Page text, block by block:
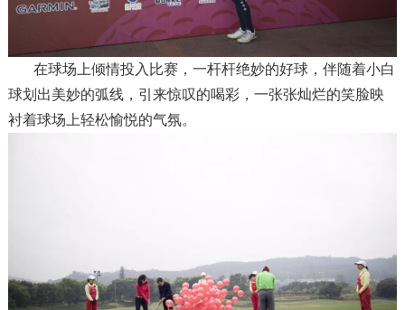
在球场上倾情投入比赛，一杆杆绝妙的好球，伴随着小白
球划出美妙的弧线，引来惊叹的喝彩，一张张灿烂的笑脸映
衬着球场上轻松愉悦的气氛。